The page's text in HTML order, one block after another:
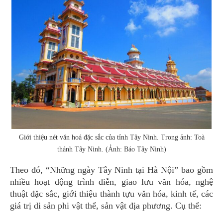
Giới thiệu nét văn hoá đặc sắc của tỉnh Tây Ninh. Trong ảnh: Toà
thánh Tây Ninh. (Ảnh: Báo Tây Ninh)
Theo đó, “Những ngày Tây Ninh tại Hà Nội” bao gồm
nhiều hoạt động trình diễn, giao lưu văn hóa, nghệ
thuật đặc sắc, giới thiệu thành tựu văn hóa, kinh tế, các
giá trị di sản phi vật thể, sản vật địa phương. Cụ thể: